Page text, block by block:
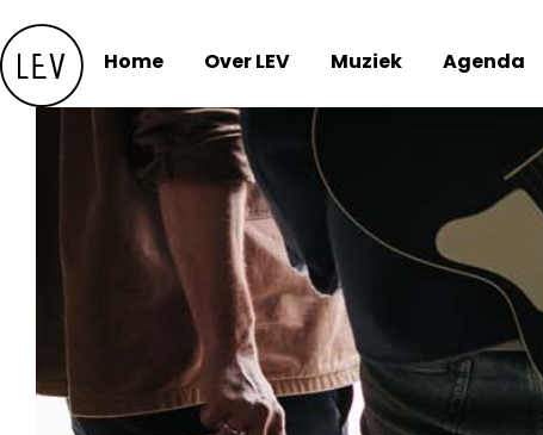
to
content
Home Over LEV Muziek Agenda